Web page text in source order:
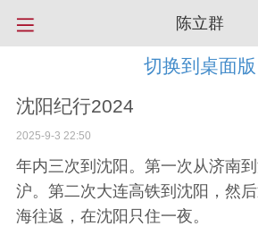
陈立群
切换到桌面版
沈阳纪行2024
2025-9-3 22:50
年内三次到沈阳。第一次从济南
沪。第二次大连高铁到沈阳，然
海往返，在沈阳只住一夜。